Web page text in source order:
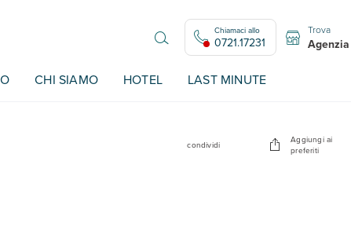
Chiamaci allo
0721.17231
Trova
Agenzia
CHI SIAMO HOTEL LAST MINUTE
condividi
Aggiungi ai
preferiti